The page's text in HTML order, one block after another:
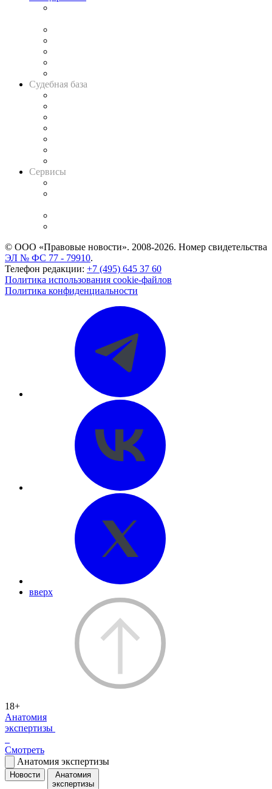
Судебная база
Сервисы
© ООО «Правовые новости». 2008-2026. Номер свидетельства
ЭЛ № ФС 77 - 79910.
Телефон редакции: +7 (495) 645 37 60
Политика использования cookie-файлов
Политика конфиденциальности
вверх
18+
Анатомия
экспертизы
Смотреть
Анатомия экспертизы
Новости
Анатомия
экспертизы